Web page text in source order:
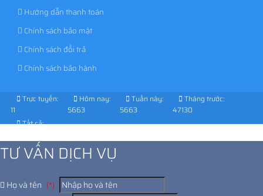
Hướng dẫn thanh toán
Chính sách bảo mật
Chính sách đổi trả
Chính sách bảo hành
Trực tuyến:
11
Hôm nay:
5663
Tuần này:
5663
Tháng trước:
47130
Tất cả:
TƯ VẤN DỊCH VỤ
Họ và tên (*)